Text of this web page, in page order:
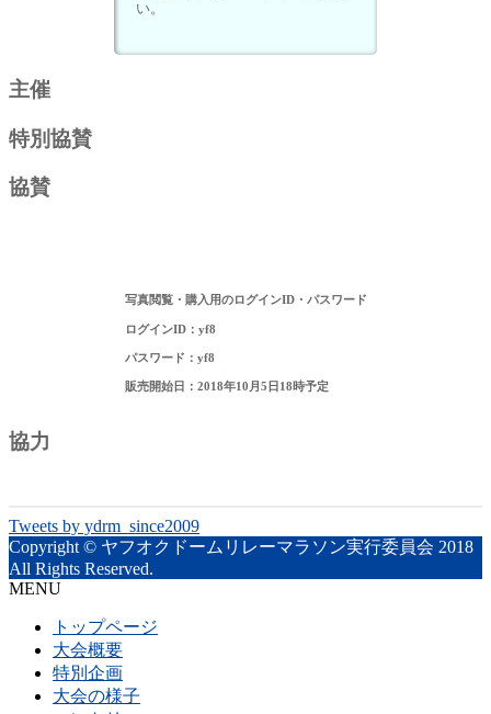
い。
主催
特別協賛
協賛
写真閲覧・購入用のログインID・パスワード
ログインID：yf8
パスワード：yf8
販売開始日：2018年10月5日18時予定
協力
Tweets by ydrm_since2009
Copyright © ヤフオクドームリレーマラソン実行委員会 2018
All Rights Reserved.
MENU
トップページ
大会概要
特別企画
大会の様子